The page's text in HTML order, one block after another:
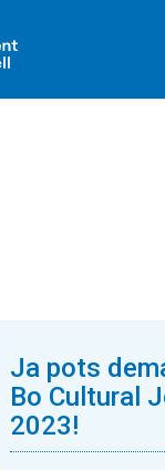
Ja pots
Bo Cultural
2023!